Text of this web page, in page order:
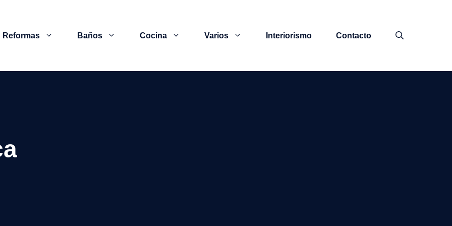
Reformas Baños Cocina Varios Interiorismo Contacto